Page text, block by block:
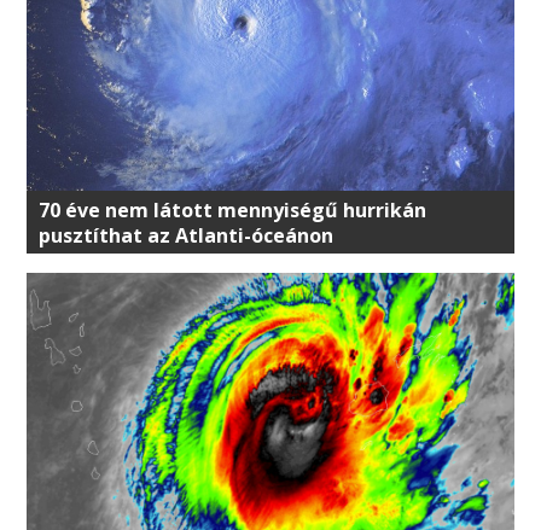
70 éve nem látott mennyiségű hurrikán
pusztíthat az Atlanti-óceánon